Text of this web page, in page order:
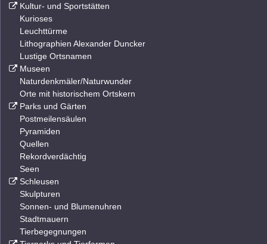
Kultur- und Sportstätten
Kurioses
Leuchttürme
Lithographien Alexander Duncker
Lustige Ortsnamen
Museen
Naturdenkmäler/Naturwunder
Orte mit historischem Ortskern
Parks und Gärten
Postmeilensäulen
Pyramiden
Quellen
Rekordverdächtig
Seen
Schleusen
Skulpturen
Sonnen- und Blumenuhren
Stadtmauern
Tierbegegnungen